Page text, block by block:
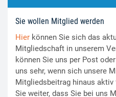
Sie wollen Mitglied werden
Hier können Sie sich das
Mitgliedschaft in unserem
können Sie uns per Post
uns sehr, wenn sich unsere
Mitgliedsbeitrag hinaus aktiv
Sie weiter, dass Sie bei uns